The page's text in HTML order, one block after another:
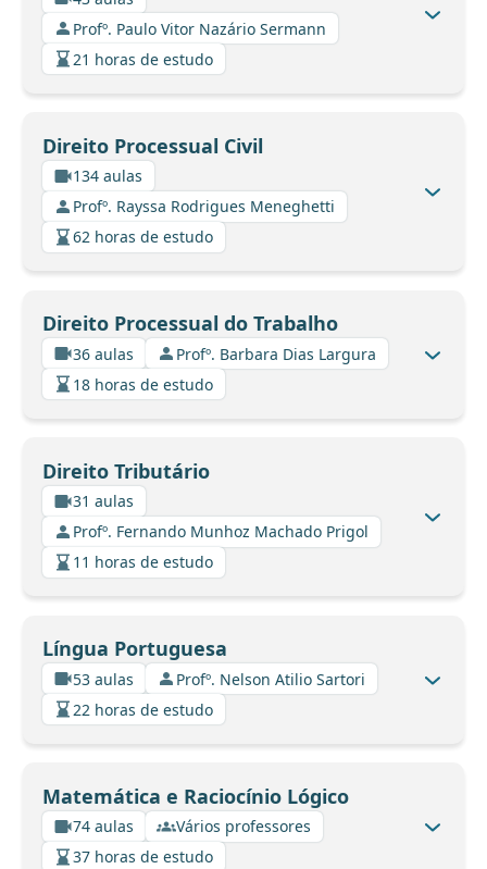
Profº. Paulo Vitor Nazário Sermann
21 horas de estudo
Direito Processual Civil
134 aulas
Profº. Rayssa Rodrigues Meneghetti
62 horas de estudo
Direito Processual do Trabalho
36 aulas
Profº. Barbara Dias Largura
18 horas de estudo
Direito Tributário
31 aulas
Profº. Fernando Munhoz Machado Prigol
11 horas de estudo
Língua Portuguesa
53 aulas
Profº. Nelson Atilio Sartori
22 horas de estudo
Matemática e Raciocínio Lógico
74 aulas
Vários professores
37 horas de estudo